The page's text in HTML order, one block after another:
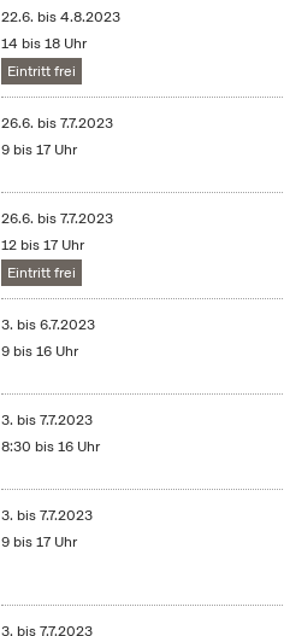
22.6. bis4.8.2023
14 bis 18 Uhr
Eintritt frei
26.6. bis7.7.2023
9 bis 17 Uhr
26.6. bis7.7.2023
12 bis 17 Uhr
Eintritt frei
3. bis6.7.2023
9 bis 16 Uhr
3. bis7.7.2023
8:30 bis 16 Uhr
3. bis7.7.2023
9 bis 17 Uhr
3. bis7.7.2023